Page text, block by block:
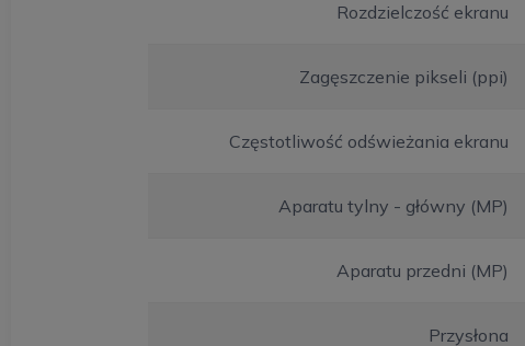
Rozdzielczość ekranu
Zagęszczenie pikseli (ppi)
Częstotliwość odświeżania ekranu
Aparatu tylny - główny (MP)
Aparatu przedni (MP)
Przysłona